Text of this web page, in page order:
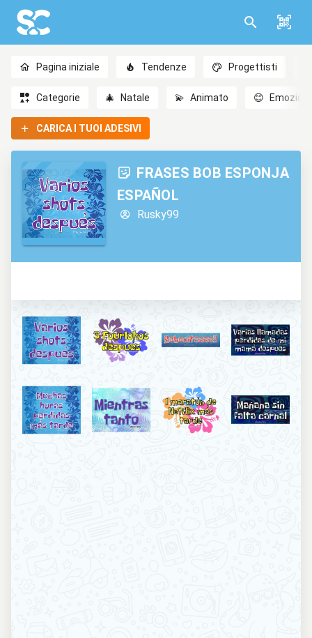
Pagina iniziale Tendenze Progettisti
Categorie 🎄 Natale 💫 Animato 😊 Emozioni
CARICA I TUOI ADESIVI
FRASES BOB ESPONJA
ESPAÑOL
Rusky99